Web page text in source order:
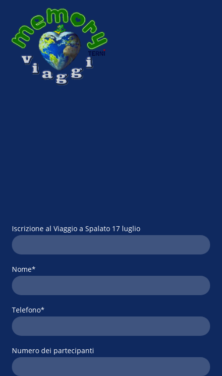
Iscrizione al Viaggio a Spalato 17 luglio
Nome*
Telefono*
Numero dei partecipanti